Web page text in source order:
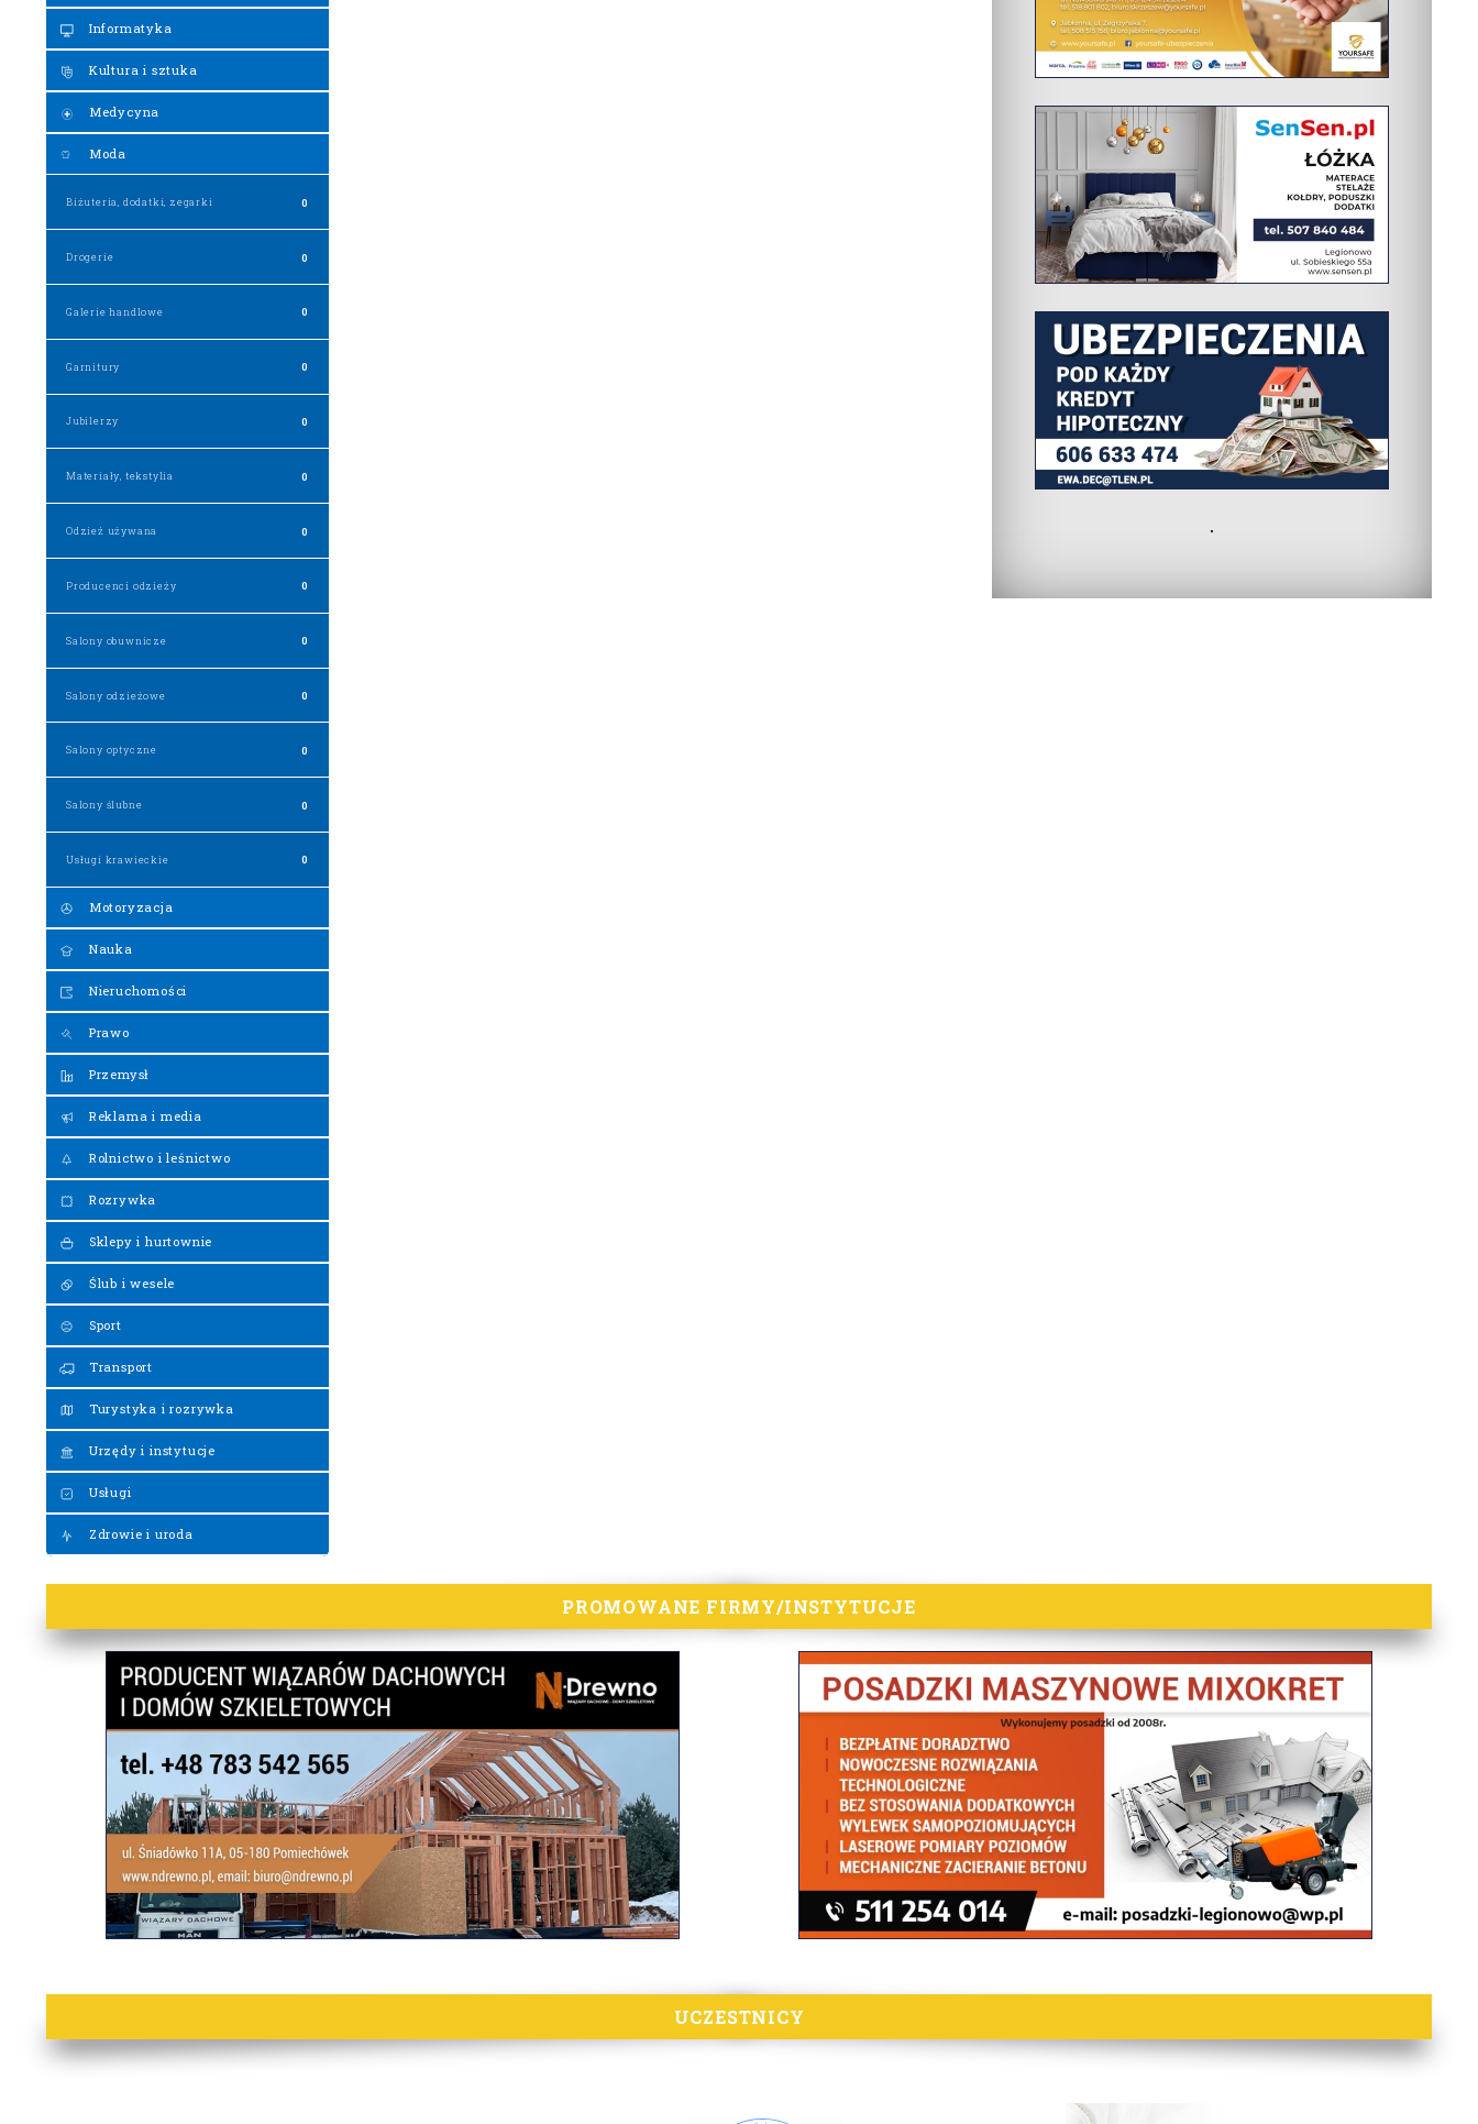
Informatyka
Kultura i sztuka
Medycyna
Moda
Biżuteria, dodatki, zegarki 0
Drogerie 0
Galerie handlowe 0
Garnitury 0
Jubilerzy 0
Materiały, tekstylia 0
Odzież używana 0
Producenci odzieży 0
Salony obuwnicze 0
Salony odzieżowe 0
Salony optyczne 0
Salony ślubne 0
Usługi krawieckie 0
Motoryzacja
Nauka
Nieruchomości
Prawo
Przemysł
Reklama i media
Rolnictwo i leśnictwo
Rozrywka
Sklepy i hurtownie
Ślub i wesele
Sport
Transport
Turystyka i rozrywka
Urzędy i instytucje
Usługi
Zdrowie i uroda
PROMOWANE FIRMY/INSTYTUCJE
UCZESTNICY